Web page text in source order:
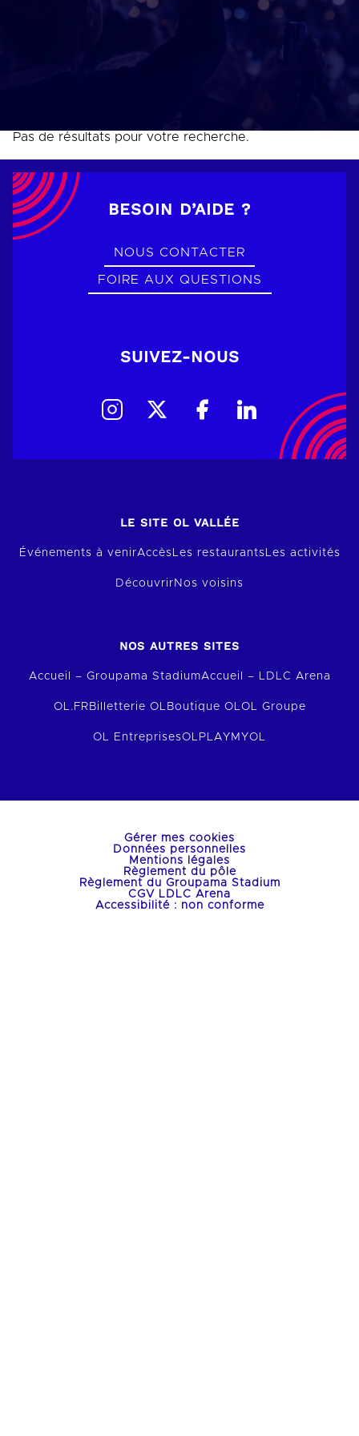
Pas de résultats pour votre recherche.
BESOIN D’AIDE ?
NOUS CONTACTER
FOIRE AUX QUESTIONS
SUIVEZ-NOUS
LE SITE OL VALLÉE
Événements à venirAccèsLes restaurantsLes activités
Découvrir Nos voisins
NOS AUTRES SITES
Accueil – Groupama StadiumAccueil – LDLC Arena
OL.FR Billetterie OL Boutique OLOL Groupe
OL EntreprisesOLPLAY MYOL
Gérer mes cookies
Données personnelles
Mentions légales
Règlement du pôle
Règlement du Groupama Stadium
CGV LDLC Arena
Accessibilité : non conforme